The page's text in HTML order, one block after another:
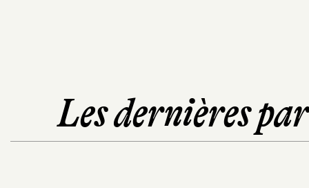
Les dernières